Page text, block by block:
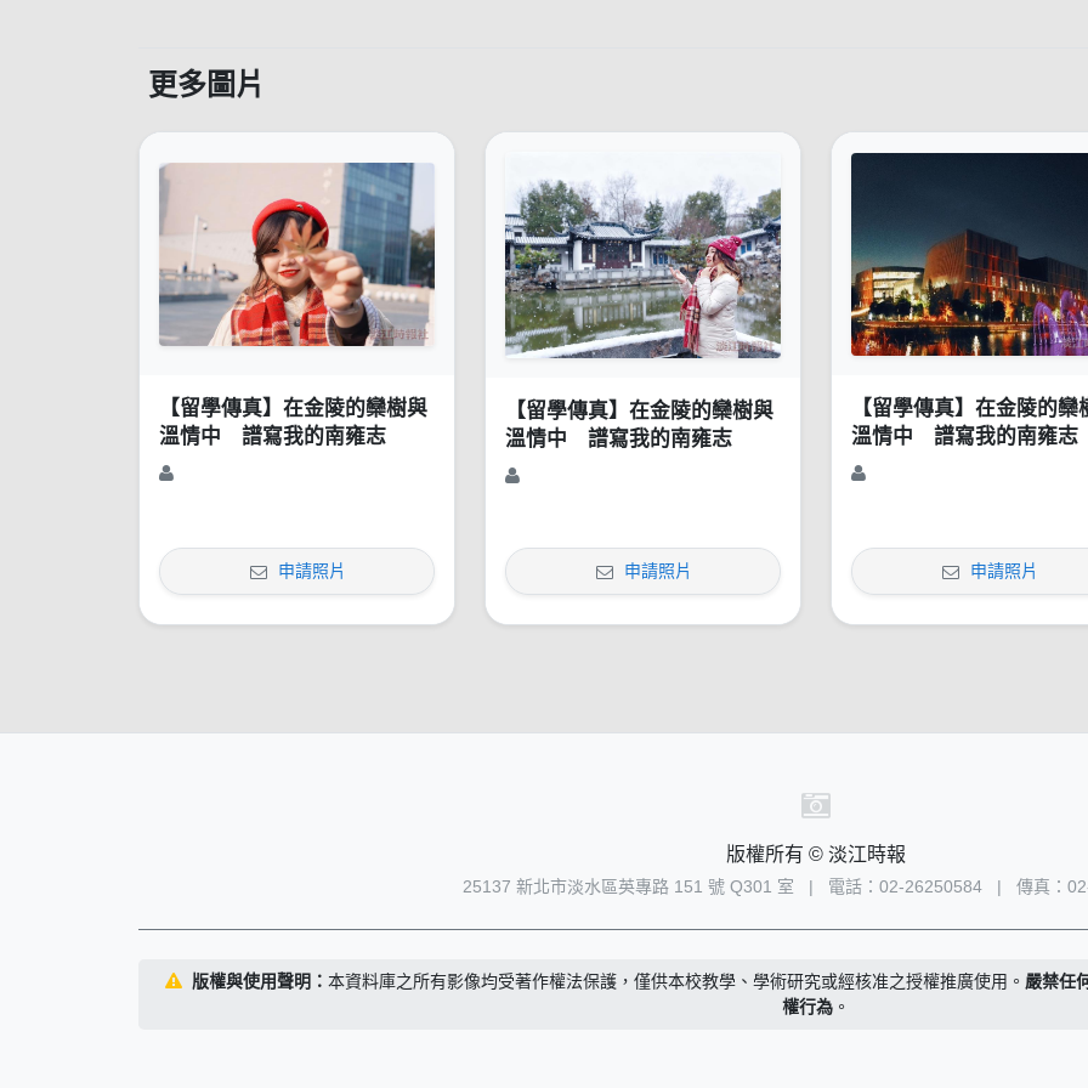
更多圖片
【留學傳真】在金陵的欒樹與
溫情中 譜寫我的南雍志
申請照片
【留學傳真】在金陵的欒樹與
溫情中 譜寫我的南雍志
申請照片
【留學傳真】在金陵的欒
溫情中 譜寫我的南雍志
申請照片
版權所有 © 淡江時報
25137 新北市淡水區英專路 151 號 Q301 室 | 電話：02-26250584 | 傳真：
版權與使用聲明： 本資料庫之所有影像均受著作權法保護，僅供本校教學、學術研究或經核准之授權推廣使用。 嚴禁任
權行為 。